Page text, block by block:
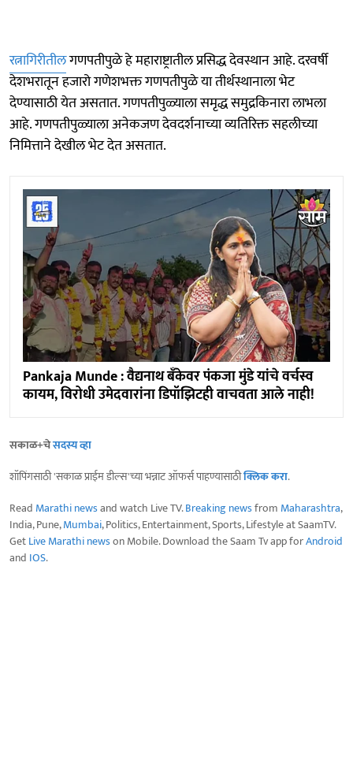
रत्नागिरीतीलगणपतीपुळे हे महाराष्ट्रातील प्रसिद्ध देवस्थान आहे. दरवर्षी
देशभरातून हजारो गणेशभक्त गणपतीपुळे या तीर्थस्थानाला भेट
देण्यासाठी येत असतात. गणपतीपुळ्याला समृद्ध समुद्रकिनारा लाभला
आहे. गणपतीपुळ्याला अनेकजण देवदर्शनाच्या व्यतिरिक्त सहलीच्या
निमित्ताने देखील भेट देत असतात.
Pankaja Munde : वैद्यनाथ बँकेवर पंकजा मुंडे यांचे वर्चस्व
कायम, विरोधी उमेदवारांना डिपॉझिटही वाचवता आले नाही!
सकाळ+चेसदस्य व्हा
शॉपिंगसाठी 'सकाळ प्राईम डील्स'च्या भन्नाट ऑफर्स पाहण्यासाठीक्लिक करा.
Read Marathi newsand watch Live TV.Breaking newsfrom Maharashtra,
India, Pune,Mumbai, Politics, Entertainment, Sports, Lifestyle at SaamTV.
GetLive Marathi newson Mobile. Download the Saam Tv app forAndroid
and IOS.